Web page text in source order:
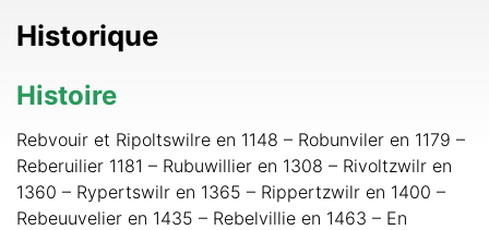
Historique
Histoire
Rebvouir et Ripoltswilre en 1148 – Robunviler en 1179 –
Reberuilier 1181 – Rubuwillier en 1308 – Rivoltzwilr en
1360 – Rypertswilr en 1365 – Rippertzwilr en 1400 –
Rebeuuvelier en 1435 – Rebelvillie en 1463 – En